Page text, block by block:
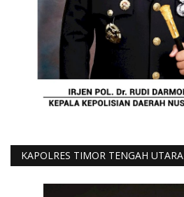
KAPOLRES TIMOR TENGAH UTARA